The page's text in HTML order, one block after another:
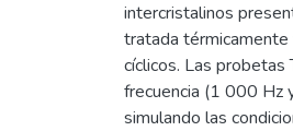
intercristalinos
tratada
cíclicos. Las
frecuencia (1 000 Hz
simulando las